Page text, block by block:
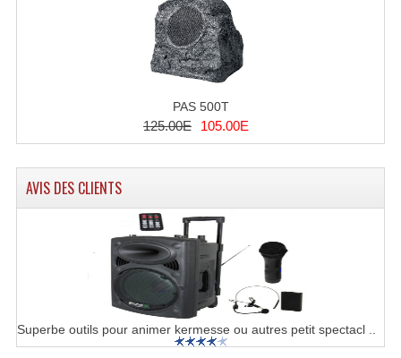
Angle AG20 Structure Contest
Angle AG29 Structure Contest
Angle DECO22Q Structure Contest
Angle DUO Structure Contest
Angles Structure ASD SX290
Angles Structure ASD SZ 290
Angles Structure Duo290
Angles Structure QUATRO290
PAS 500T
125.00E 105.00E
AVIS DES CLIENTS
Superbe outils pour animer kermesse ou autres petit spectacl ..